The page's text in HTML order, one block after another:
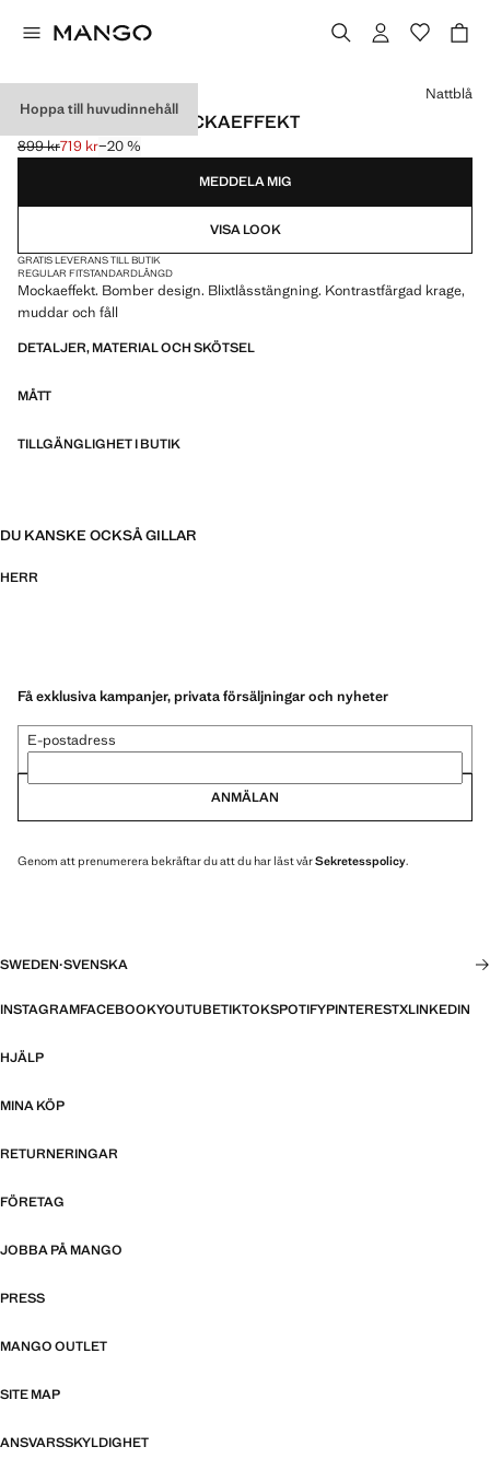
Hoppa till huvudinnehåll
BOMBERJACKA MOCKAEFFEKT
Ursprungligt pris överstruket [899 kr ]
899 kr
Gällande pris [719 kr ]
719 kr−20 %
Välj en färg
Nattblå
MEDDELA MIG
VISA LOOK
GRATIS LEVERANS TILL BUTIK
REGULAR FITSTANDARDLÄNGD
Mockaeffekt. Bomber design. Blixtlåsstängning. Kontrastfärgad krage,
muddar och fåll
DETALJER, MATERIAL OCH SKÖTSEL
MÅTT
TILLGÄNGLIGHET I BUTIK
DU KANSKE OCKSÅ GILLAR
HERR
Få exklusiva kampanjer, privata försäljningar och nyheter
E-postadress
ANMÄLAN
Genom att prenumerera bekräftar du att du har läst vårSekretesspolicy.
SWEDEN·SVENSKA
INSTAGRAMFACEBOOKYOUTUBETIKTOKSPOTIFYPINTERESTXLINKEDIN
HJÄLP
MINA KÖP
RETURNERINGAR
FÖRETAG
JOBBA PÅ MANGO
PRESS
MANGO OUTLET
SITE MAP
ANSVARSSKYLDIGHET